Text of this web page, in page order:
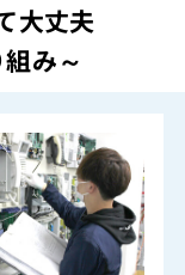
大丈夫
み～